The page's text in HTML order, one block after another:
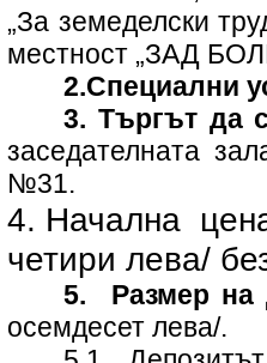
„За земеделски
местност „ЗАД
2.Специални
3. Търгът да
заседателната
№31.
4. Начална
четири лева/
5. Размер на
осемдесет лева/.